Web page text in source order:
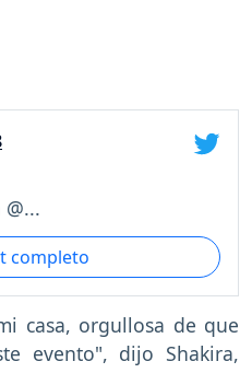
completo
casa, orgullosa de que
evento", dijo Shakira,